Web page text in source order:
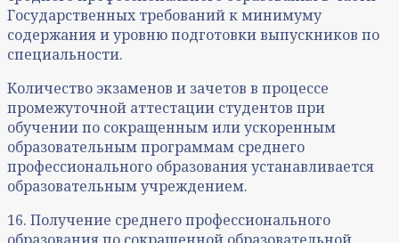
Государственных требований к минимуму
содержания и уровню подготовки выпускников по
специальности.
Количество экзаменов и зачетов в процессе
промежуточной аттестации студентов при
обучении по сокращенным или ускоренным
образовательным программам среднего
профессионального образования устанавливается
образовательным учреждением.
16. Получение среднего профессионального